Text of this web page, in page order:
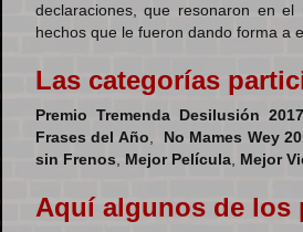
declaraciones, que resonaron en
hechos que le fueron dando forma a
Las categorías
Premio Tremenda Desilusión 2017
Frases del Año
No Mames Wey
sin Frenos, Mejor Película, Mejor
Aquí algunos de los